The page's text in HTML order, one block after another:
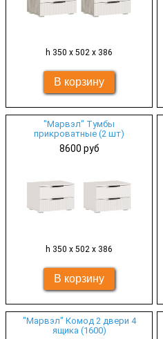
h 350 х 502 х 386
"Марвэл" Тумбы
прикроватные (2 шт)
8600 руб
h 350 х 502 х 386
"Марвэл" Комод 2 двери 4
ящика (1600)